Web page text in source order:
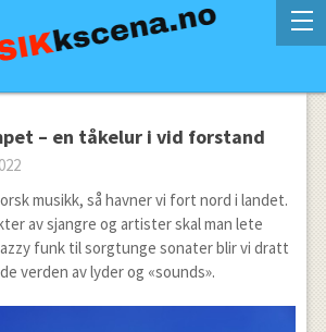
– en tåkelur i vid forstand
musikk, så havner vi fort nord i landet.
av sjangre og artister skal man lete
funk til sorgtunge sonater blir vi dratt
verden av lyder og «sounds».